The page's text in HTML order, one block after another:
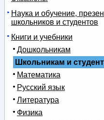
Наука и обучение,
школьников и студентов
Книги и учебники
Дошкольникам
Школьникам и
Математика
Русский язык
Литература
Физика